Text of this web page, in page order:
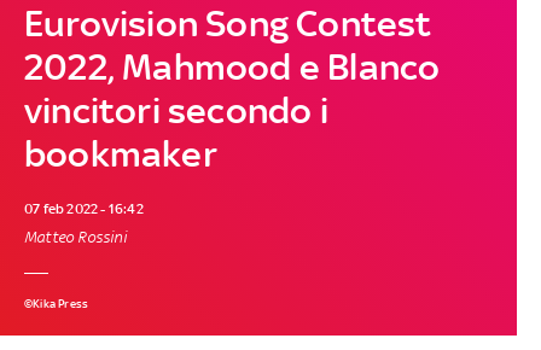
Eurovision Song Contest
2022, Mahmood e Blanco
vincitori secondo i
bookmaker
07 feb 2022 - 16:42
Matteo Rossini
©Kika Press